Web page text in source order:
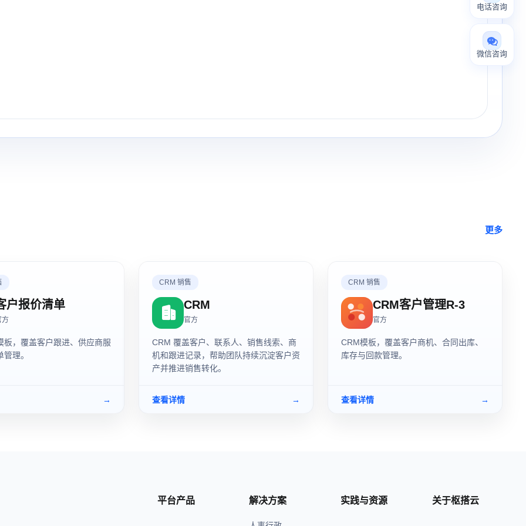
更多
户报价清单
方
板，覆盖客户跟进、供应商服
理。
→
CRM 销售
CRM
官方
CRM 覆盖客户、联系人、销售线索、商
机和跟进记录，帮助团队持续沉淀客户资
产并推进销售转化。
查看详情 →
CRM 销售
CRM客户管理R-3
官方
CRM模板，覆盖客户商机、合同出库、
库存与回款管理。
查看详情 →
电话咨询
微信咨询
平台产品 解决方案 实践与资源 关于枢搭云